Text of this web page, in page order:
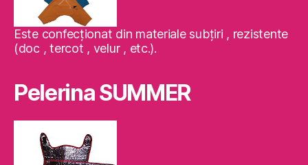
Este confecţionat din materiale subţiri , rezistente
(doc , tercot , velur , etc.).
Pelerina SUMMER